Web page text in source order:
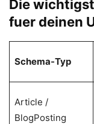
Die
fuer deinen
Schema-Typ
Article /
BlogPosting